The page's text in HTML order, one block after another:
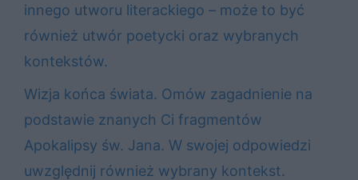
innego utworu literackiego – może to być
również utwór poetycki oraz wybranych
kontekstów.
Wizja końca świata. Omów zagadnienie na
podstawie znanych Ci fragmentów
Apokalipsy św. Jana. W swojej odpowiedzi
uwzględnij również wybrany kontekst.